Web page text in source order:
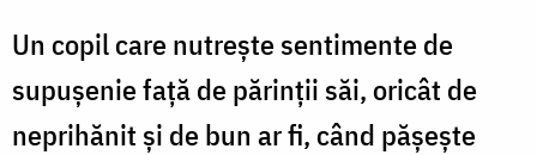
Un copil care nutreşte sentimente de
supuşenie faţă de părinţii săi, oricât de
neprihănit şi de bun ar fi, când păşeşte